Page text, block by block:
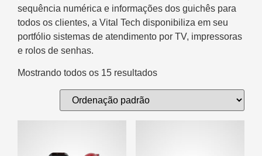
sequência numérica e informações dos guichês para
todos os clientes, a Vital Tech disponibiliza em seu
portfólio sistemas de atendimento por TV, impressoras
e rolos de senhas.
Mostrando todos os 15 resultados